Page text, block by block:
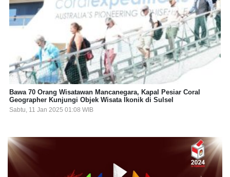
Bawa 70 Orang Wisatawan Mancanegara, Kapal Pesiar Coral
Geographer Kunjungi Objek Wisata Ikonik di Sulsel
Sabtu, 11 Jan 2025 01:08 WIB